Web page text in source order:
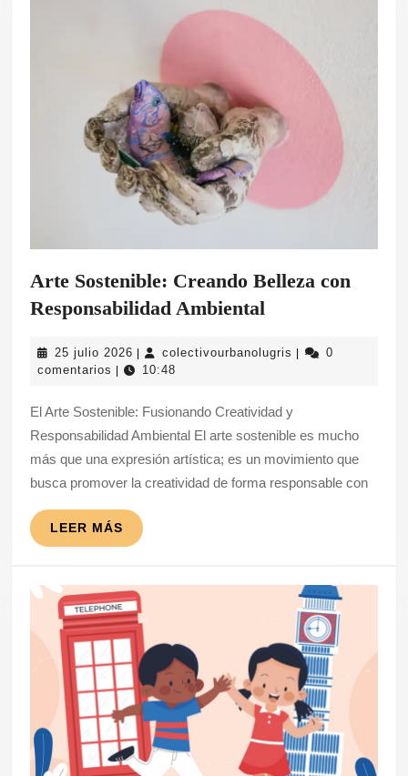
Arte Sostenible: Creando Belleza con
Responsabilidad Ambiental
Creando
con
Responsabilidad
Ambiental
25 julio 2026 25
julio
colectivourbanolugris
0
comentarios
10:48
El Arte Sostenible: Fusionando Creatividad y
Responsabilidad Ambiental El arte sostenible es mucho
más que una expresión artística; es un movimiento que
busca promover la creatividad de forma responsable con
LEER MÁS LEER
MÁS